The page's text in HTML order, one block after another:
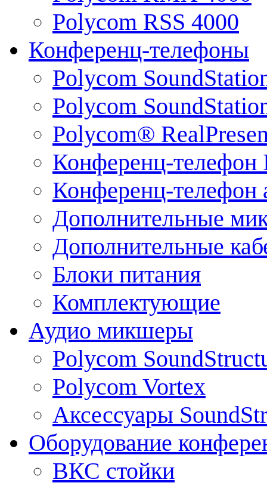
Polycom RSS 4000
Конференц-телефоны
Polycom
Polycom
Polycom®
Конференц-телефон
Конференц-телефон
Дополнительные
Дополнительные
Блоки питания
Комплектующие
Аудио микшеры
Polycom
Polycom Vortex
Аксессуары
Оборудование
ВКС стойки